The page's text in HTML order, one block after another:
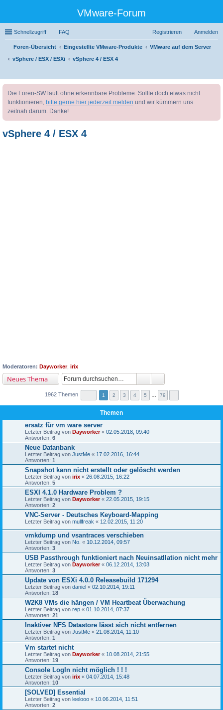
VMware-Forum
Schnellzugriff FAQ Anmelden
Registrieren
Foren-Übersicht Eingestellte VMware-Produkte
VMware auf dem Server
vSphere / ESX / ESXi
vSphere 4 / ESX 4
uc
Die Foren-SW läuft ohne erkennbare Probleme. Sollte doch etwas nicht
funktionieren, bitte gerne hier jederzeit melden und wir kümmern uns
zeitnah darum. Danke!
vSphere 4 / ESX 4
Moderatoren: Dayworker, irix
Neues Thema
1962 Themen 1 2 3 4 5 79
Themen
ersatz für vm ware server
Letzter Beitrag von Dayworker« 02.05.2018, 09:40
Antworten: 6
Neue Datanbank
Letzter Beitrag von JustMe « 17.02.2016, 16:44
Antworten: 1
Snapshot kann nicht erstellt oder gelöscht werden
Letzter Beitrag von irix « 26.08.2015, 16:22
Antworten: 5
ESXI 4.1.0 Hardware Problem ?
Letzter Beitrag von Dayworker« 22.05.2015, 19:15
Antworten: 2
VNC-Server - Deutsches Keyboard-Mapping
Letzter Beitrag von mullfreak « 12.02.2015, 11:20
vmkdump und vsantraces verschieben
Letzter Beitrag von No. « 10.12.2014, 09:57
Antworten: 3
USB Passthrough funktioniert nach Neuinsatllation nicht mehr
Letzter Beitrag von Dayworker« 06.12.2014, 13:03
Antworten: 3
Update von ESXi 4.0.0 Releasebuild 171294
Letzter Beitrag von daniel « 02.10.2014, 19:11
Antworten: 18
W2K8 VMs die hängen / VM Heartbeat Überwachung
Letzter Beitrag von rep « 01.10.2014, 07:37
Antworten: 21
Inaktiver NFS Datastore lässt sich nicht entfernen
Letzter Beitrag von JustMe « 21.08.2014, 11:10
Antworten: 1
Vm startet nicht
Letzter Beitrag von Dayworker« 10.08.2014, 21:55
Antworten: 19
Console LogIn nicht möglich ! ! !
Letzter Beitrag von irix « 04.07.2014, 15:48
Antworten: 10
[SOLVED] Essential
Letzter Beitrag von leelooo « 10.06.2014, 11:51
Antworten: 2